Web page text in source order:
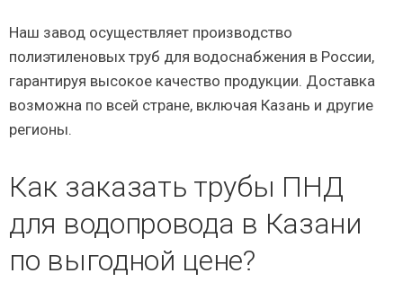
Наш завод осуществляет производство
полиэтиленовых труб для водоснабжения в России,
гарантируя высокое качество продукции. Доставка
возможна по всей стране, включая Казань и другие
регионы.
Как заказать трубы ПНД
для водопровода в Казани
по выгодной цене?